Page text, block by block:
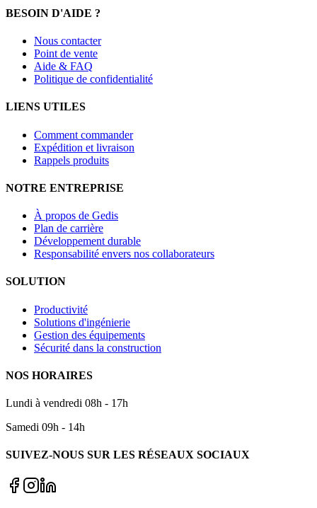
BESOIN D'AIDE ?
Nous contacter
Point de vente
Aide & FAQ
Politique de confidentialité
LIENS UTILES
Comment commander
Expédition et livraison
Rappels produits
NOTRE ENTREPRISE
À propos de Gedis
Plan de carrière
Développement durable
Responsabilité envers nos collaborateurs
SOLUTION
Productivité
Solutions d'ingénierie
Gestion des équipements
Sécurité dans la construction
NOS HORAIRES
Lundi à vendredi 08h - 17h
Samedi 09h - 14h
SUIVEZ-NOUS SUR LES RÉSEAUX SOCIAUX